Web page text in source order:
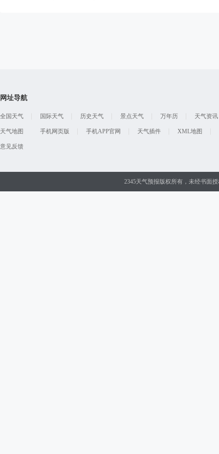
网址导航
全国天气 国际天气 历史天气 景点天气 万年历 天气资讯
天气地图 手机网页版 手机APP官网 天气插件 XML地图
意见反馈
2345天气预报版权所有，未经书面